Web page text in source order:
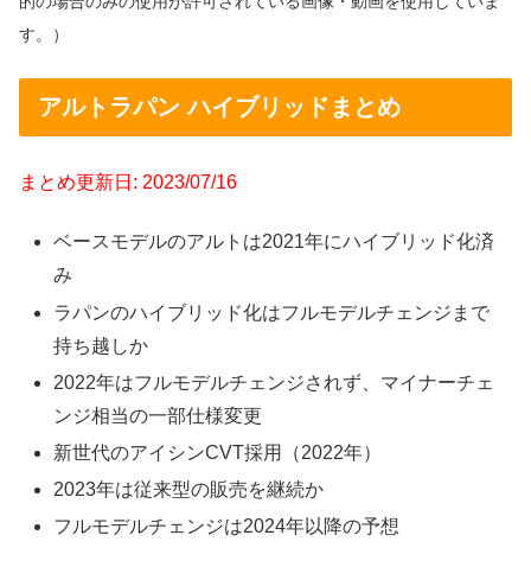
す。）
アルトラパン ハイブリッドまとめ
まとめ更新日: 2023/07/16
ベースモデルのアルトは2021年にハイブリッド化済
み
ラパンのハイブリッド化はフルモデルチェンジまで
持ち越しか
2022年はフルモデルチェンジされず、マイナーチェ
ンジ相当の一部仕様変更
新世代のアイシンCVT採用（2022年）
2023年は従来型の販売を継続か
フルモデルチェンジは2024年以降の予想